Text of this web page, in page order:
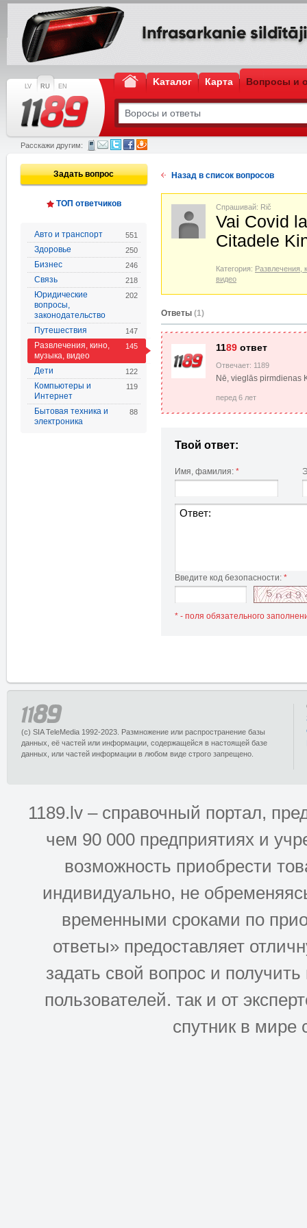
LV RU EN Kаталог Карта Вопросы и
Расскажи другим:
Задать вопрос
ТОП ответчиков
Авто и транспорт 551
Здоровье 250
Бизнес 246
Связь 218
Юридические
вопросы,
законодательство
202
Путешествия 147
Развлечения, кино,
музыка, видео
145
Дети 122
Компьютеры и
Интернет
119
Бытовая техника и
электроника
88
Назад в список вопросов
Спрашивай: Rič
Vai Covid
Citadele
Категория: Развлечения,
видео
Oтветы (1)
1189 ответ
Отвечает: 1189
Nē, vieglās pirmdienas
перед 6 лет
Твой ответ:
Имя, фамилия: *
Введите код безопасности: *
* - поля обязательного
(c) SIA TeleMedia 1992-2023. Размножение или распространение базы
данных, её частей или информации, содержащейся в настоящей базе
данных, или частей информации в любом виде строго запрещено.
1189.lv – справочный портал,
чем 90 000 предприятиях и
возможность приобрести
индивидуально, не
временными сроками по
ответы» предоставляет
задать свой вопрос и
пользователей. так и от
спутник в